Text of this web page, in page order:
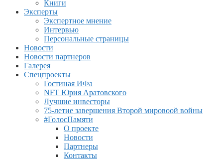
Книги
Эксперты
Экспертное мнение
Интервью
Персональные страницы
Новости
Новости партнеров
Галерея
Спецпроекты
Гостиная ИФа
NFT Юрия Аратовского
Лучшие инвесторы
75-летие завершения Второй мировоой войны
#ГолосПамяти
О проекте
Новости
Партнеры
Контакты